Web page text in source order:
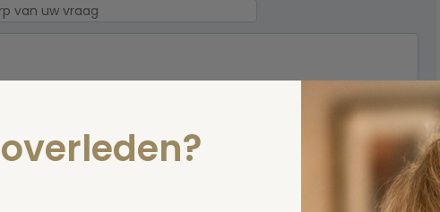
Verzenden